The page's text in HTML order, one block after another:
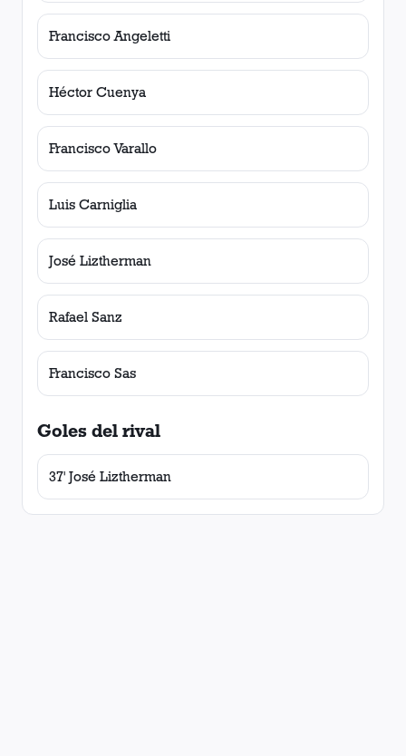
Francisco Angeletti
Héctor Cuenya
Francisco Varallo
Luis Carniglia
José Liztherman
Rafael Sanz
Francisco Sas
Goles del rival
37' José Liztherman